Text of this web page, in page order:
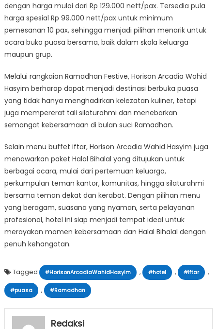
dengan harga mulai dari Rp 129.000 nett/pax. Tersedia pula
harga spesial Rp 99.000 nett/pax untuk minimum
pemesanan 10 pax, sehingga menjadi pilihan menarik untuk
acara buka puasa bersama, baik dalam skala keluarga
maupun grup.
Melalui rangkaian Ramadhan Festive, Horison Arcadia Wahid
Hasyim berharap dapat menjadi destinasi berbuka puasa
yang tidak hanya menghadirkan kelezatan kuliner, tetapi
juga mempererat tali silaturahmi dan menebarkan
semangat kebersamaan di bulan suci Ramadhan.
Selain menu buffet iftar, Horison Arcadia Wahid Hasyim juga
menawarkan paket Halal Bihalal yang ditujukan untuk
berbagai acara, mulai dari pertemuan keluarga,
perkumpulan teman kantor, komunitas, hingga silaturahmi
bersama teman dekat dan kerabat. Dengan pilihan menu
yang beragam, suasana yang nyaman, serta pelayanan
profesional, hotel ini siap menjadi tempat ideal untuk
merayakan momen kebersamaan dan Halal Bihalal dengan
penuh kehangatan.
Tagged #HorisonArcadiaWahidHasyim , #hotel , #Iftar ,
#puasa , #Ramadhan
Redaksi